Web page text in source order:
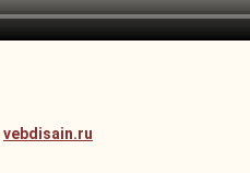
vebdisain.ru